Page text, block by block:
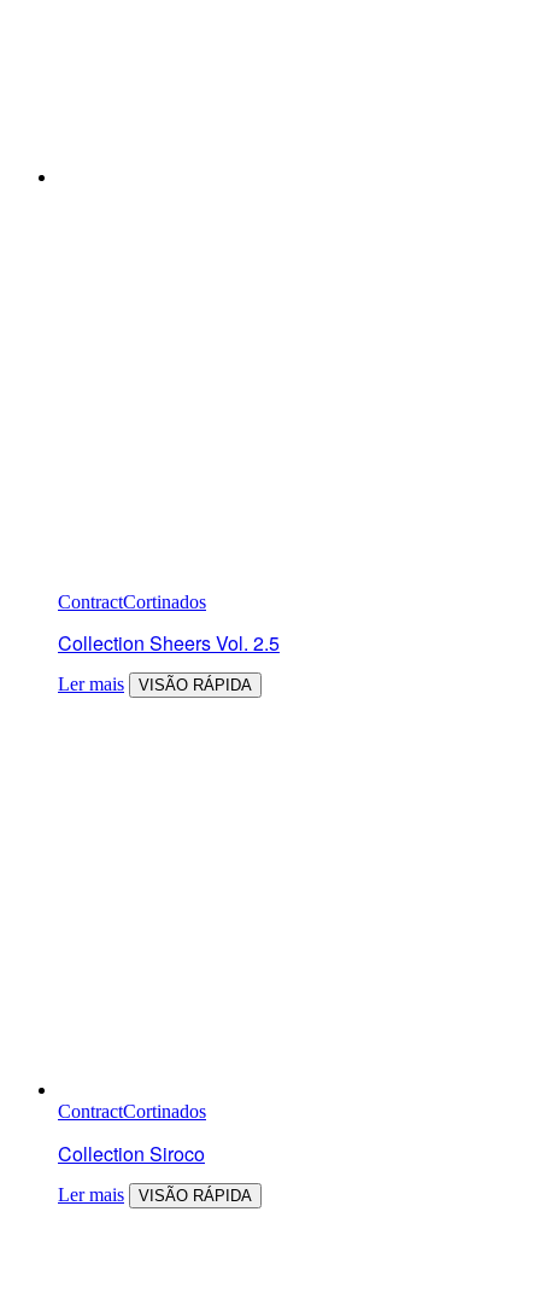
ContractCortinados
Collection Sheers Vol. 2.5
Ler mais VISÃO RÁPIDA
ContractCortinados
Collection Siroco
Ler mais VISÃO RÁPIDA